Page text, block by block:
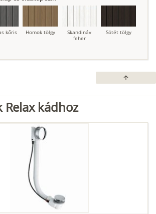
kőris Homok tölgy
Skandináv
feher
Sötét tölgy
arrow_upward
Relax kádhoz